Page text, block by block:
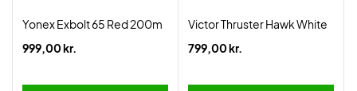
Yonex Exbolt 65 Red 200m
999,00 kr.
Victor Thruster Hawk White
799,00 kr.